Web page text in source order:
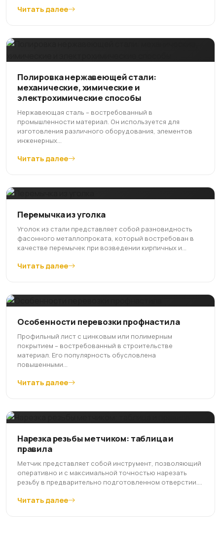
Читать далее
Полировка нержавеющей стали:
механические, химические и
электрохимические способы
Нержавеющая сталь – востребованный в
промышленности материал. Он используется для
изготовления различного оборудования, элементов
инженерных...
Читать далее
Перемычка из уголка
Уголок из стали представляет собой разновидность
фасонного металлопроката, который востребован в
качестве перемычек при возведении кирпичных и...
Читать далее
Особенности перевозки профнастила
Профильный лист с цинковым или полимерным
покрытием – востребованный в строительстве
материал. Его популярность обусловлена
повышенными...
Читать далее
Нарезка резьбы метчиком: таблица и
правила
Метчик представляет собой инструмент, позволяющий
оперативно и с максимальной точностью нарезать
резьбу в предварительно подготовленном отверстии....
Читать далее